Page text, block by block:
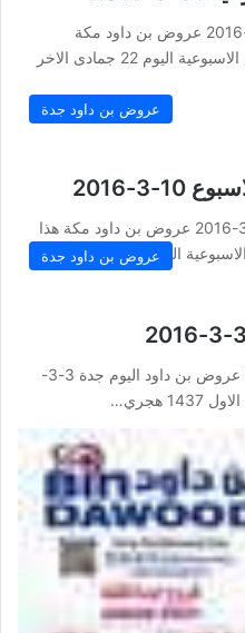
عروض بن داود مكة الاسبوعية 31-3-2016 عروض بن داود مكة
الاسبوعية 31-3-2016 اقوى العروض الاسبوعية اليوم 22 جمادى الاخر
عروض بن داود جدة
2016
عروض بن داود مكة هذا الاسبوع 10-3-2016 عروض بن داود مكة هذا
عروض بن داود جدة
عروض بن داود اليوم جدة 3-3-2016 عروض بن داود اليوم جدة 3-3-